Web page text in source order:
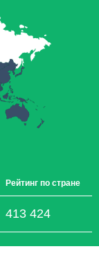
Рейтинг по стране
413 424